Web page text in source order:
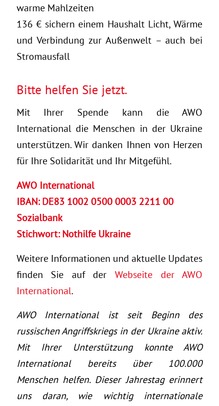
warme Mahlzeiten
136 € sichern einem Haushalt Licht, Wärme
und Verbindung zur Außenwelt – auch bei
Stromausfall
Bitte helfen Sie jetzt.
Mit Ihrer Spende kann die AWO
International die Menschen in der Ukraine
unterstützen. Wir danken Ihnen von Herzen
für Ihre Solidarität und Ihr Mitgefühl.
AWO International
IBAN: DE83 1002 0500 0003 2211 00
Sozialbank
Stichwort: Nothilfe Ukraine
Weitere Informationen und aktuelle Updates
finden Sie auf derWebseite der AWO
International.
AWO International ist seit Beginn des
russischen Angriffskriegs in der Ukraine aktiv.
Mit Ihrer Unterstützung konnte AWO
International bereits über 100.000
Menschen helfen. Dieser Jahrestag erinnert
uns daran, wie wichtig internationale